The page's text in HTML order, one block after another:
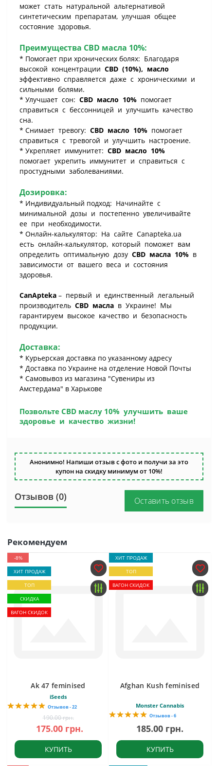
может стать натуральной альтернативой
синтетическим препаратам, улучшая общее
состояние здоровья.
Преимущества CBD масла 10%:
* Помогает при хронических болях: Благодаря
высокой концентрации CBD (10%), масло
эффективно справляется даже с хроническими и
сильными болями.
* Улучшает сон: CBD масло 10% помогает
справиться с бессонницей и улучшить качество
сна.
* Снимает тревогу: CBD масло 10% помогает
справиться с тревогой и улучшить настроение.
* Укрепляет иммунитет: CBD масло 10%
помогает укрепить иммунитет и справиться с
простудными заболеваниями.
Дозировка:
* Индивидуальный подход: Начинайте с
минимальной дозы и постепенно увеличивайте
ее при необходимости.
* Онлайн-калькулятор: На сайте Canapteka.ua
есть онлайн-калькулятор, который поможет вам
определить оптимальную дозу CBD масла 10% в
зависимости от вашего веса и состояния
здоровья.
CanApteka – первый и единственный легальный
производитель CBD масла в Украине! Мы
гарантируем высокое качество и безопасность
продукции.
Доставка:
* Курьерская доставка по указанному адресу
* Доставка по Украине на отделение Новой Почты
* Самовывоз из магазина "Сувениры из
Амстердама" в Харькове
Позвольте CBD маслу 10% улучшить ваше
здоровье и качество жизни!
Анонимно! Напиши отзыв с фото и получи за это
купон на скидку минимум от 10%!
Отзывов (0) Оставить отзыв
Рекомендуем
-8%
ХИТ ПРОДАЖ
ТОП
СКИДКА
ВАГОН СКИДОК
Ak 47 feminised
iSeeds
Отзывов - 22
190.00 грн.
175.00 грн.
КУПИТЬ
ХИТ ПРОДАЖ
ТОП
ВАГОН СКИДОК
Afghan Kush feminised
Monster Cannabis
Отзывов - 6
185.00 грн.
КУПИТЬ